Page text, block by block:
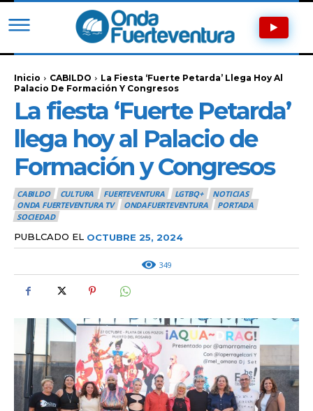
Inicio CABILDO
La Fiesta ‘Fuerte Petarda’ Llega Hoy Al
Palacio De Formación Y Congresos
La fiesta ‘Fuerte Petarda’
llega hoy al Palacio de
Formación y Congresos
CABILDO CULTURA FUERTEVENTURA LGTBQ+
NOTICIAS
ONDA FUERTEVENTURA TV
ONDAFUERTEVENTURA
PORTADA
SOCIEDAD
PUBLCADO EL OCTUBRE 25, 2024
349